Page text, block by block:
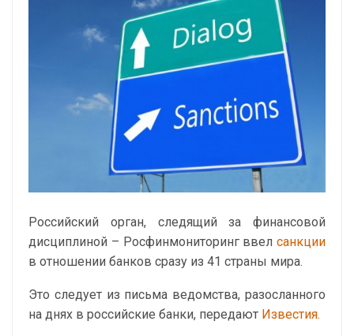
Российский орган, следящий за финансовой
дисциплиной – Росфинмониторинг ввел санкции
в отношении банков сразу из 41 страны мира.
Это следует из письма ведомства, разосланного
на днях в российские банки, передают Известия.